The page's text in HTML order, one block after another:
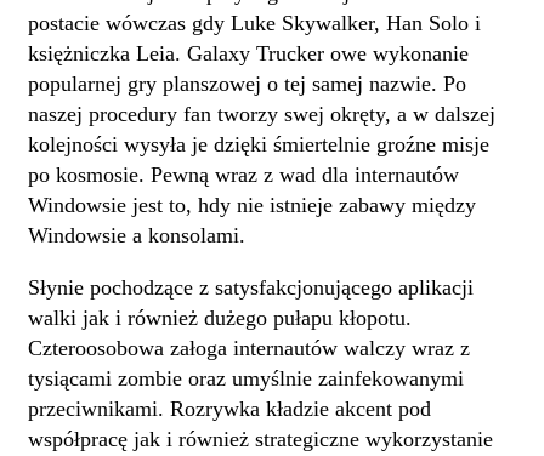
postacie wówczas gdy Luke Skywalker, Han Solo i
księżniczka Leia. Galaxy Trucker owe wykonanie
popularnej gry planszowej o tej samej nazwie. Po
naszej procedury fan tworzy swej okręty, a w dalszej
kolejności wysyła je dzięki śmiertelnie groźne misje
po kosmosie. Pewną wraz z wad dla internautów
Windowsie jest to, hdy nie istnieje zabawy między
Windowsie a konsolami.
Słynie pochodzące z satysfakcjonującego aplikacji
walki jak i również dużego pułapu kłopotu.
Czteroosobowa załoga internautów walczy wraz z
tysiącami zombie oraz umyślnie zainfekowanymi
przeciwnikami. Rozrywka kładzie akcent pod
współpracę jak i również strategiczne wykorzystanie